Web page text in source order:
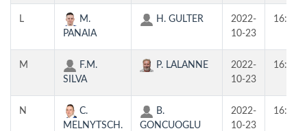
L
M.
PANAIA
H. GULTER
2022-
10-23
16:30
M
F.M.
SILVA
P. LALANNE
2022-
10-23
16:30
N
C.
MELNYTSCH.
B.
GONCUOGLU
2022-
10-23
16:30